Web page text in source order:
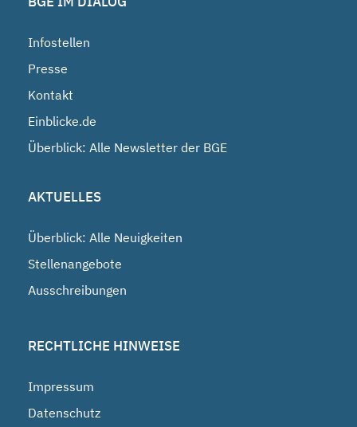
Infostellen
Presse
Kontakt
Einblicke.de
Überblick: Alle Newsletter der BGE
AKTUELLES
Überblick: Alle Neuigkeiten
Stellenangebote
Ausschreibungen
RECHTLICHE HINWEISE
Impressum
Datenschutz